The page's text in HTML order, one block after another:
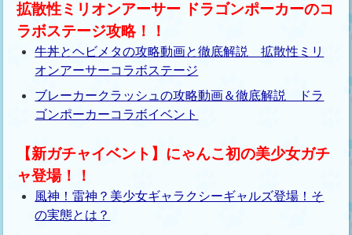
拡散性ミリオンアーサー ドラゴンポーカーのコ
ラボステージ攻略！！
牛丼とヘビメタの攻略動画と徹底解説 拡散性ミリ
オンアーサーコラボステージ
ブレーカークラッシュの攻略動画＆徹底解説 ドラ
ゴンポーカーコラボイベント
【新ガチャイベント】にゃんこ初の美少女ガチ
ャ登場！！
風神！雷神？美少女ギャラクシーギャルズ登場！そ
の実態とは？